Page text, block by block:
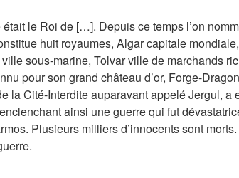
le Roi de […]. Depuis ce temps l’on
huit royaumes, Algar capitale
sous-marine, Tolvar ville de marchands
pour son grand château d’or, Forge-
la Cité-Interdite auparavant appelé Jergul, a
ainsi une guerre qui fut
Plusieurs milliers d’innocents sont